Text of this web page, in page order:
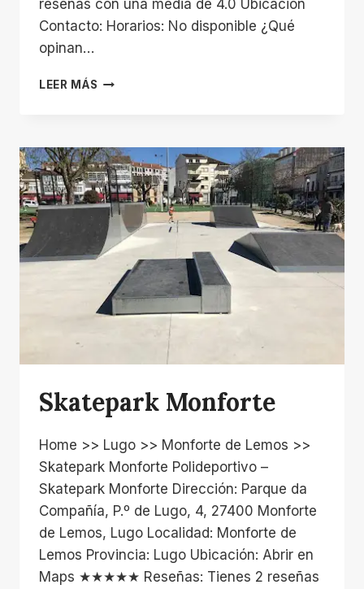
reseñas con una media de 4.0 Ubicación
Contacto: Horarios: No disponible ¿Qué
opinan…
LEER MÁS CLUB
Skatepark Monforte
Home >> Lugo >> Monforte de Lemos >>
Skatepark Monforte Polideportivo –
Skatepark Monforte Dirección: Parque da
Compañía, P.º de Lugo, 4, 27400 Monforte
de Lemos, Lugo Localidad: Monforte de
Lemos Provincia: Lugo Ubicación: Abrir en
Maps ★★★★★ Reseñas: Tienes 2 reseñas